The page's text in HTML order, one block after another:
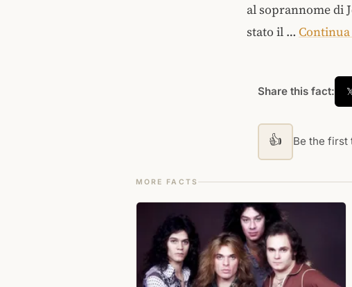
al soprannome di
stato il …
Share this fact:
👍 Be the first
MORE FACTS